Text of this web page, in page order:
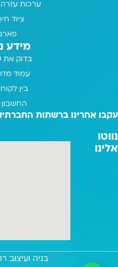
ערכות
ציוד
מידע
בדוק את
עמוד
בין
החשבון
עקבו אחרינו ברשתות
נווטו
אלינו
בניה ועיצוב